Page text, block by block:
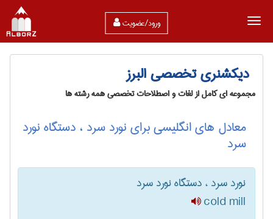
ورود/عضویت
دیکشنری تخصصی البرز
مجموعه ای کامل از لغات و اصطلاحات تخصصی همه رشته ها
معادل های انگلیسی برای نورد سرد ، دستگاه نورد
سرد
نورد سرد ، دستگاه نورد سرد
cold mill